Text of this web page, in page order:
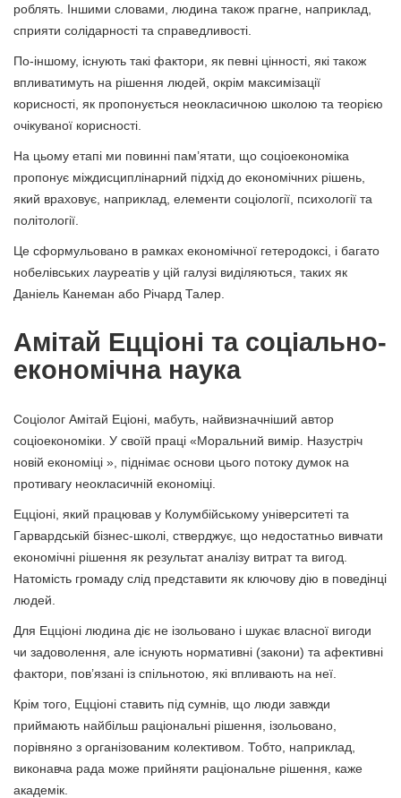
роблять. Іншими словами, людина також прагне, наприклад,
сприяти солідарності та справедливості.
По-іншому, існують такі фактори, як певні цінності, які також
впливатимуть на рішення людей, окрім максимізації
корисності, як пропонується неокласичною школою та теорією
очікуваної корисності.
На цьому етапі ми повинні пам’ятати, що соціоекономіка
пропонує міждисциплінарний підхід до економічних рішень,
який враховує, наприклад, елементи соціології, психології та
політології.
Це сформульовано в рамках економічної гетеродоксі, і багато
нобелівських лауреатів у цій галузі виділяються, таких як
Даніель Канеман або Річард Талер.
Амітай Ецціоні та соціально-
економічна наука
Соціолог Амітай Еціоні, мабуть, найвизначніший автор
соціоекономіки. У своїй праці «Моральний вимір. Назустріч
новій економіці », піднімає основи цього потоку думок на
противагу неокласичній економіці.
Ецціоні, який працював у Колумбійському університеті та
Гарвардській бізнес-школі, стверджує, що недостатньо вивчати
економічні рішення як результат аналізу витрат та вигод.
Натомість громаду слід представити як ключову дію в поведінці
людей.
Для Ецціоні людина діє не ізольовано і шукає власної вигоди
чи задоволення, але існують нормативні (закони) та афективні
фактори, пов’язані із спільнотою, які впливають на неї.
Крім того, Ецціоні ставить під сумнів, що люди завжди
приймають найбільш раціональні рішення, ізольовано,
порівняно з організованим колективом. Тобто, наприклад,
виконавча рада може прийняти раціональне рішення, каже
академік.